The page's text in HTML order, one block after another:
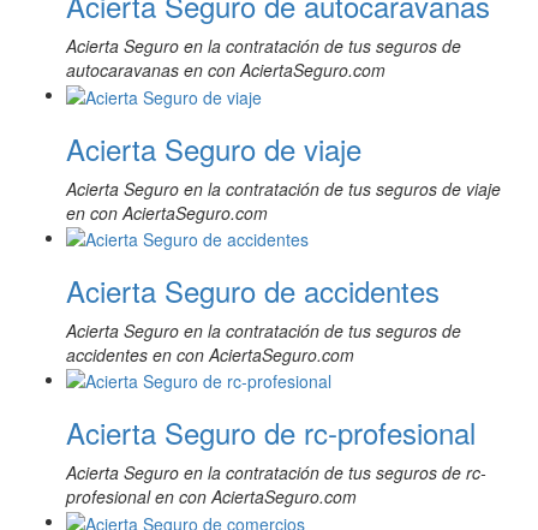
Acierta Seguro en la contratación de tus seguros de
autocaravanas en con AciertaSeguro.com
Acierta Seguro de viaje
Acierta Seguro en la contratación de tus seguros de viaje
en con AciertaSeguro.com
Acierta Seguro de accidentes
Acierta Seguro en la contratación de tus seguros de
accidentes en con AciertaSeguro.com
Acierta Seguro de rc-profesional
Acierta Seguro en la contratación de tus seguros de rc-
profesional en con AciertaSeguro.com